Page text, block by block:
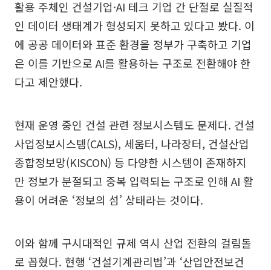
활용 주체인 건설기업·AI 테크 기업 간 단절로 실질적
인 데이터 생태계가 형성되지 못하고 있다고 봤다. 이
에 공공 데이터와 표준 환경을 정부가 구축하고 기업
은 이를 기반으로 AI를 활용하는 구조로 전환해야 한
다고 제안했다.
현재 운영 중인 건설 관련 정보시스템도 문제다. 건설
사업정보시스템(CALS), 세움터, 나라장터, 건설산업
종합정보망(KISCON) 등 다양한 시스템이 존재하지
만 정보가 분절되고 중복 입력되는 구조로 인해 AI 활
용이 어려운 ‘정보의 섬’ 상태라는 것이다.
이와 함께 구시대적인 규제 역시 산업 전환의 걸림돌
로 꼽혔다. 현행 ‘건설기계관리법’과 ‘산업안전보건